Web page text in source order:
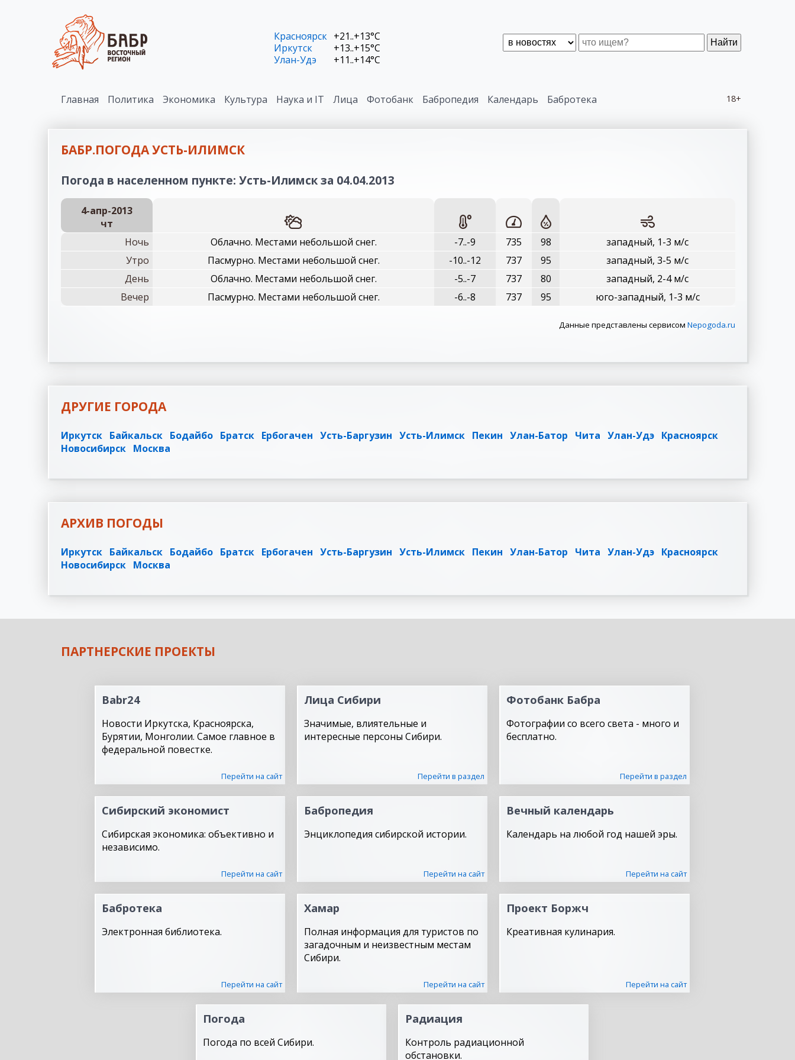
Найти
Красноярск +21..+13°C
Иркутск
+13..+15°C
Улан-Удэ
+11..+14°C
18+
Главная Политика Экономика Культура Наука и IT Лица Фотобанк Бабропедия Календарь Бабротека
БАБР.ПОГОДА УСТЬ-ИЛИМСК
Погода в населенном пункте: Усть-Илимск за 04.04.2013
4-апр-2013
чт
Ночь
Облачно. Местами небольшой снег. -7..-9 735 98
западный, 1-3 м/с
Утро
Пасмурно. Местами небольшой снег. -10..-12 737 95
западный, 3-5 м/с
День
Облачно. Местами небольшой снег. -5..-7 737 80
западный, 2-4 м/с
Вечер
Пасмурно. Местами небольшой снег. -6..-8 737 95 юго-западный, 1-3 м/с
Данные представлены сервисом Nepogoda.ru
ДРУГИЕ ГОРОДА
Иркутск Байкальск Бодайбо Братск Ербогачен Усть-Баргузин Усть-Илимск Пекин Улан-Батор Чита Улан-Удэ Красноярск
Новосибирск Москва
АРХИВ ПОГОДЫ
Иркутск Байкальск Бодайбо Братск Ербогачен Усть-Баргузин Усть-Илимск Пекин Улан-Батор Чита Улан-Удэ Красноярск
Новосибирск Москва
ПАРТНЕРСКИЕ ПРОЕКТЫ
Babr24
Новости Иркутска, Красноярска,
Бурятии, Монголии. Самое главное в
федеральной повестке.
Перейти на сайт
Лица Сибири
Значимые, влиятельные и
интересные персоны Сибири.
Перейти в раздел
Фотобанк Бабра
Фотографии со всего света - много и
бесплатно.
Перейти в раздел
Сибирский экономист
Сибирская экономика: объективно и
независимо.
Перейти на сайт
Бабропедия
Энциклопедия сибирской истории.
Перейти на сайт
Вечный календарь
Календарь на любой год нашей эры.
Перейти на сайт
Бабротека
Электронная библиотека.
Перейти на сайт
Хамар
Полная информация для туристов по
загадочным и неизвестным местам
Сибири.
Перейти на сайт
Проект Боржч
Креативная кулинария.
Перейти на сайт
Погода
Погода по всей Сибири.
Радиация
Контроль радиационной
обстановки.